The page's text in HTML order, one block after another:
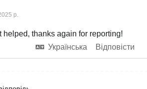
р.
helped, thanks again for reporting!
Українська
Відповісти